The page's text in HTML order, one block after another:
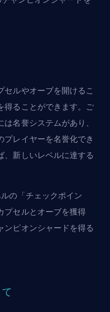
ルやオーブを開けるこ
得ることができます。ご
名誉システムがあり、
レイヤーを名誉化でき
、新しいレベルに達する
の「チェックポイン
プセルとオーブを獲得
ンピオンシャードを得る